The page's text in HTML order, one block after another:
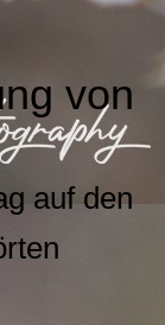
von
auf den